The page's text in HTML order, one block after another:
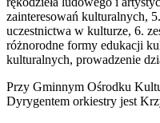
zainteresowań kulturalnych,
uczestnictwa w kulturze, 6.
różnorodne formy edukacji
kulturalnych, prowadzenie
Przy Gminnym Ośrodku
Dyrygentem orkiestry jest